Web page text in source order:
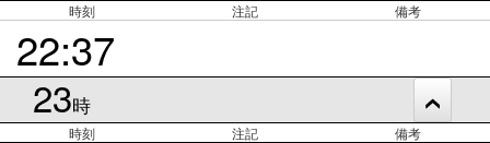
時刻 注記 備考
22:37
23時
時刻 注記 備考